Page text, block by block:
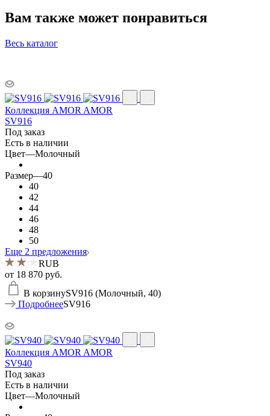
Вам также может понравиться
Весь каталог
Коллекция AMOR AMOR
SV916
Под заказ
Есть в наличии
Цвет—Молочный
Размер—40
40
42
44
46
48
50
Еще 2 предложения
RUB
от 18 870 руб.
В корзинуSV916 (Молочный, 40)
ПодробнееSV916
Коллекция AMOR AMOR
SV940
Под заказ
Есть в наличии
Цвет—Молочный